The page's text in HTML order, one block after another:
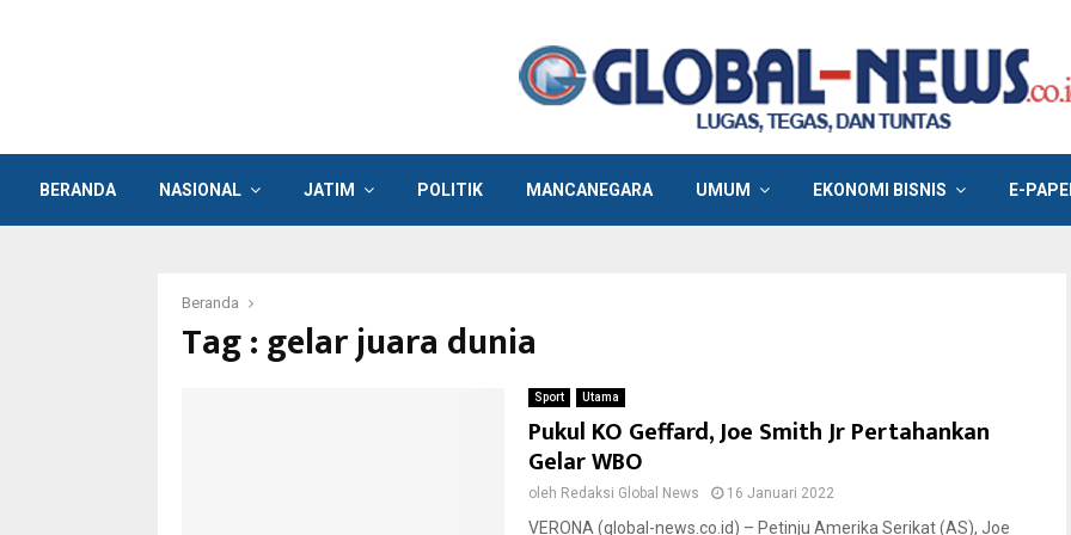
BERANDA NASIONAL JATIM POLITIK MANCANEGARA UMUM EKONOMI BISNIS E-
Beranda
Tag : gelar juara dunia
Sport Utama
Pukul KO Geffard, Joe Smith Jr Pertahankan
Gelar WBO
oleh Redaksi Global News 16 Januari 2022
VERONA (global-news.co.id) – Petinju Amerika Serikat (AS), Joe